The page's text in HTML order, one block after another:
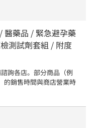
醫藥品 / 緊急避孕藥
測試劑套組 / 附度
詢各店。部分商品（例
的銷售時間與商店營業時